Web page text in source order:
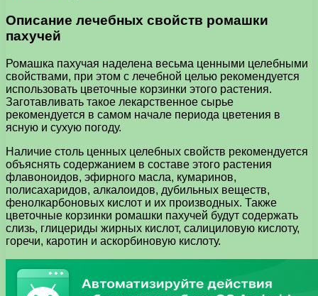
Описание лечебных свойств ромашки
пахучей
Ромашка пахучая наделена весьма ценными целебными
свойствами, при этом с лечебной целью рекомендуется
использовать цветочные корзинки этого растения.
Заготавливать такое лекарственное сырье
рекомендуется в самом начале периода цветения в
ясную и сухую погоду.
Наличие столь ценных целебных свойств рекомендуется
объяснять содержанием в составе этого растения
флавоноидов, эфирного масла, кумаринов,
полисахаридов, алкалоидов, дубильных веществ,
фенолкарбоновых кислот и их производных. Также
цветочные корзинки ромашки пахучей будут содержать
слизь, глицериды жирных кислот, салициловую кислоту,
горечи, каротин и аскорбиновую кислоту.